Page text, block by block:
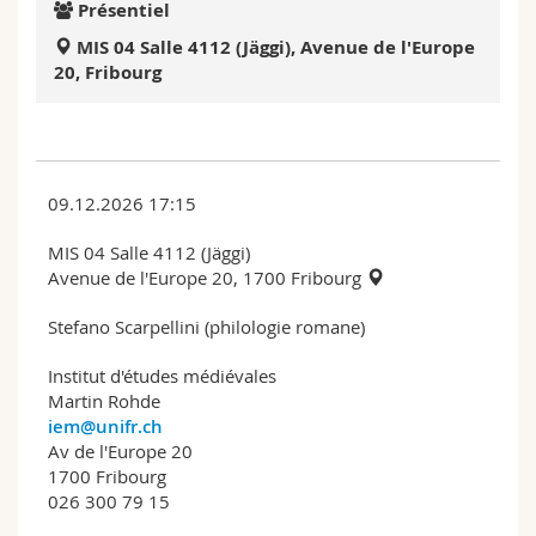
Sciences et médecine
Interfacultaire
Collaborateurs
Doctorants
Webmail
Programme des cours
Présentiel
MIS 04 Salle 4112 (Jäggi), Avenue de l'Europe
20, Fribourg
09.12.2026 17:15
MIS 04 Salle 4112 (Jäggi)
Avenue de l'Europe 20, 1700 Fribourg
Stefano Scarpellini (philologie romane)
Institut d'études médiévales
Martin Rohde
iem@unifr.ch
Av de l'Europe 20
1700 Fribourg
026 300 79 15